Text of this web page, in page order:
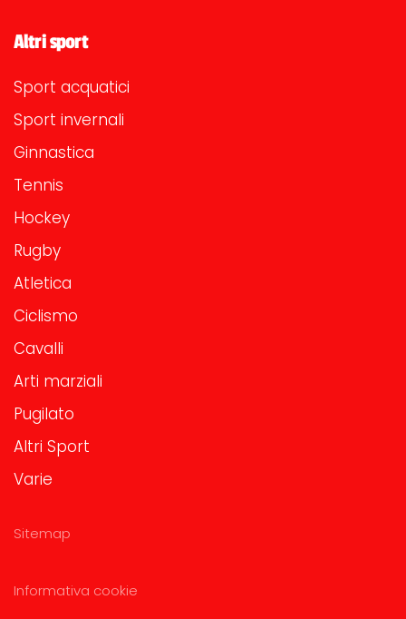
Altri sport
Sport acquatici
Sport invernali
Ginnastica
Tennis
Hockey
Rugby
Atletica
Ciclismo
Cavalli
Arti marziali
Pugilato
Altri Sport
Varie
Sitemap
Informativa cookie